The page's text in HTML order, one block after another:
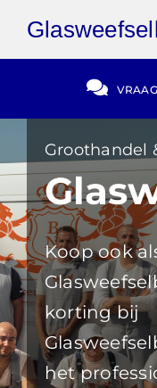
naar
inhoud
Gratis Offerte
Video Reviews
030-2072303
Groothandel
Koop ook
korting bij
het